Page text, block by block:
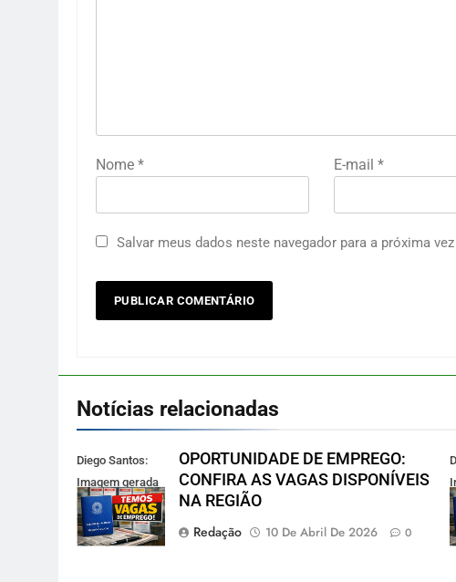
Nome * E-mail *
Salvar meus dados neste navegador para a próxima
Notícias relacionadas
Diego Santos:
Imagem gerada
por IA
OPORTUNIDADE DE EMPREGO:
CONFIRA AS VAGAS DISPONÍVEIS
NA REGIÃO
Redação
10 De Abril De 2026 0